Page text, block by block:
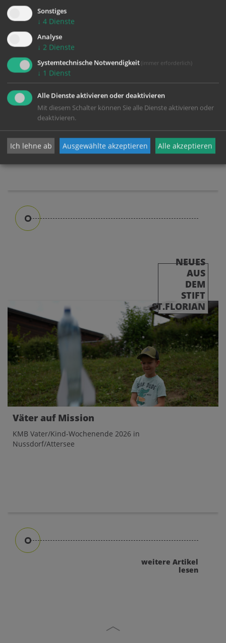
Erhalter
Erhalter der beiden Pfarrcaritaskindergärten in St.
Florian ist die Stiftspfarre St. Florian, vertreten
NEUES
AUS
DEM
STIFT
ST.FLORIAN
Väter auf Mission
KMB Vater/Kind-Wochenende 2026 in
Nussdorf/Attersee
weitere Artikel
lesen
Sonstiges
↓ 4 Dienste
Analyse
↓ 2 Dienste
Systemtechnische Notwendigkeit (immer erforderlich)
↓ 1 Dienst
Alle Dienste aktivieren oder deaktivieren
Mit diesem Schalter können Sie alle Dienste aktivieren oder
deaktivieren.
Ich lehne ab Ausgewählte akzeptieren Alle akzeptieren